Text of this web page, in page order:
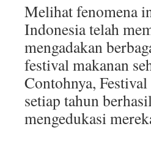
Melihat fenomena
Indonesia telah
mengadakan
festival makanan
Contohnya,
setiap tahun
mengedukasi